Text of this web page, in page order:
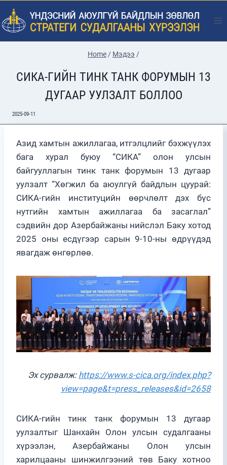
Skip
to
content
Home/ Мэдээ /
CИКA-ГИЙН ТИНК ТАНК ФОРУМЫН 13
ДУГААР УУЛЗАЛТ БОЛЛОО
2025-09-11
Азид хамтын ажиллагаа, итгэлцлийг бэхжүүлэх
бага хурал буюу “CИКA” олон улсын
байгууллагын тинк танк форумын 13 дугаар
уулзалт “Хөгжил ба аюулгүй байдлын цуурай:
СИКА-гийн институцийн өөрчлөлт дэх бүс
нутгийн хамтын ажиллагаа ба засаглал”
сэдвийн дор Азербайжаны нийслэл Баку хотод
2025 оны есдүгээр сарын 9-10-ны өдрүүдэд
явагдаж өнгөрлөө.
Эх сурвалж: https://www.s-cica.org/index.php?
view=page&t=press_releases&id=2658
СИКА-гийн тинк танк форумын 13 дугаар
уулзалтыг Шанхайн Олон улсын судалгааны
хүрээлэн, Азербайжаны Олон улсын
харилцааны шинжилгээний төв Баку хотноо